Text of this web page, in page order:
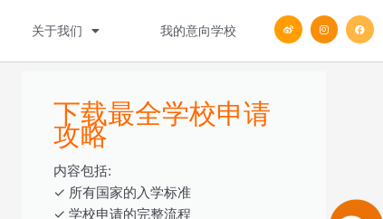
关于我们 我的意向学校
W
e
o
I
n
a
F
a
b
下载最全学校申请
攻略
内容包括:
‎‏‏‎‎‏‏‎‎‏✓ ‎所有国家的入学标准
✓ 学校申请的完整流程